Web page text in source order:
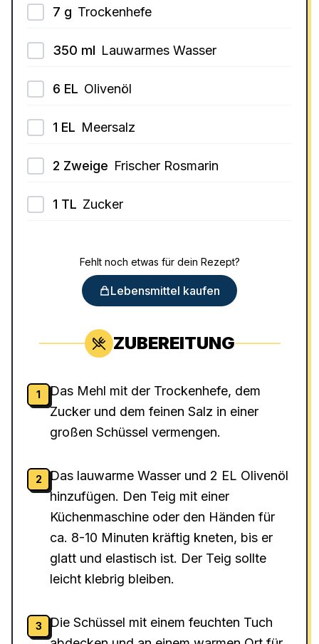
7 g Trockenhefe
350 ml Lauwarmes Wasser
6 EL Olivenöl
1 EL Meersalz
2 Zweige Frischer Rosmarin
1 TL Zucker
Fehlt noch etwas für dein Rezept?
Lebensmittel kaufen
ZUBEREITUNG
1
Das Mehl mit der Trockenhefe, dem
Zucker und dem feinen Salz in einer
großen Schüssel vermengen.
2
Das lauwarme Wasser und 2 EL Olivenöl
hinzufügen. Den Teig mit einer
Küchenmaschine oder den Händen für
ca. 8-10 Minuten kräftig kneten, bis er
glatt und elastisch ist. Der Teig sollte
leicht klebrig bleiben.
3
Die Schüssel mit einem feuchten Tuch